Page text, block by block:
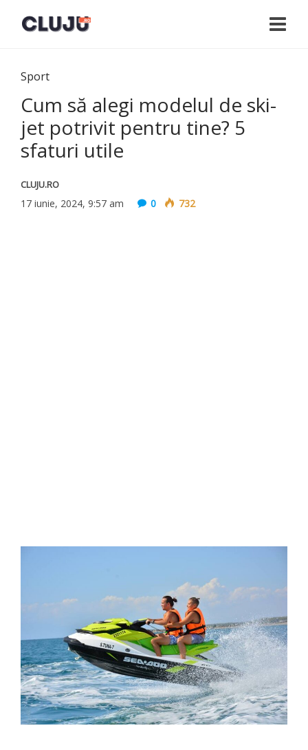
Sport
Cum să alegi modelul de ski-
jet potrivit pentru tine? 5
sfaturi utile
CLUJU.RO
17 iunie, 2024, 9:57 am 0 732